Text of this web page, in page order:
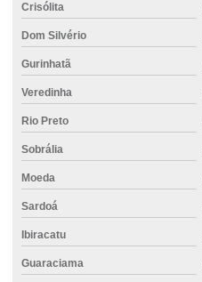
Crisólita
Dom Silvério
Gurinhatã
Veredinha
Rio Preto
Sobrália
Moeda
Sardoá
Ibiracatu
Guaraciama